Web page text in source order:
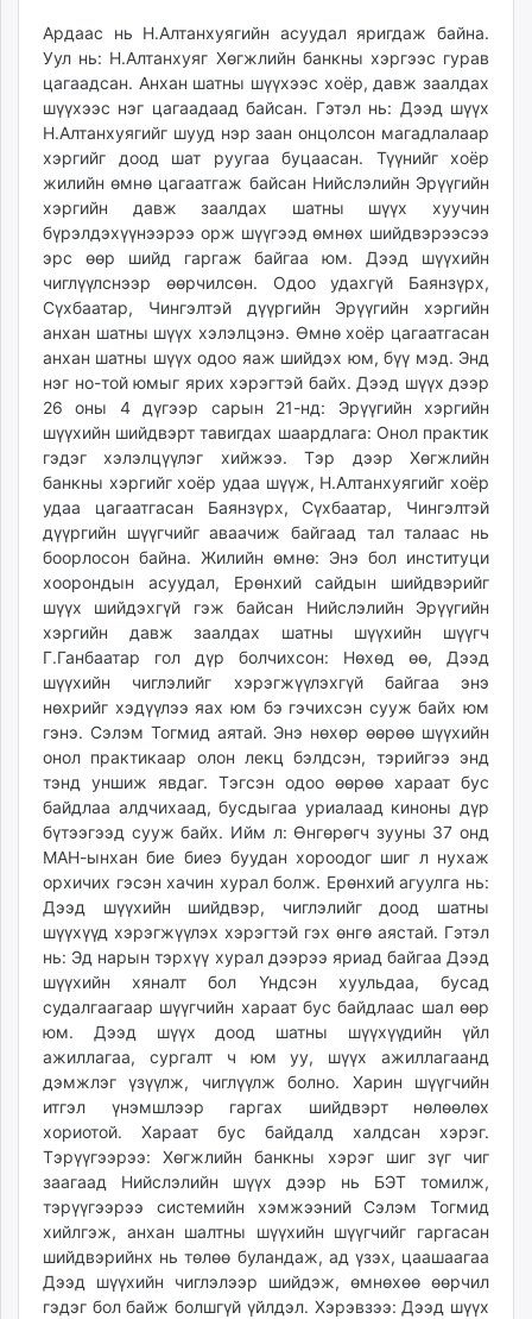
Ардаас нь Н.Алтанхуягийн асуудал яригдаж байна.
Уул нь: Н.Алтанхуяг Хөгжлийн банкны хэргээс гурав
цагаадсан. Анхан шатны шүүхээс хоёр, давж заалдах
шүүхээс нэг цагаадаад байсан. Гэтэл нь: Дээд шүүх
Н.Алтанхуягийг шууд нэр заан онцолсон магадлалаар
хэргийг доод шат руугаа буцаасан. Түүнийг хоёр
жилийн өмнө цагаатгаж байсан Нийслэлийн Эрүүгийн
хэргийн давж заалдах шатны шүүх хуучин
бүрэлдэхүүнээрээ орж шүүгээд өмнөх шийдвэрээсээ
эрс өөр шийд гаргаж байгаа юм. Дээд шүүхийн
чиглүүлснээр өөрчилсөн. Одоо удахгүй Баянзүрх,
Сүхбаатар, Чингэлтэй дүүргийн Эрүүгийн хэргийн
анхан шатны шүүх хэлэлцэнэ. Өмнө хоёр цагаатгасан
анхан шатны шүүх одоо яаж шийдэх юм, бүү мэд. Энд
нэг но-той юмыг ярих хэрэгтэй байх. Дээд шүүх дээр
26 оны 4 дүгээр сарын 21-нд: Эрүүгийн хэргийн
шүүхийн шийдвэрт тавигдах шаардлага: Онол практик
гэдэг хэлэлцүүлэг хийжээ. Тэр дээр Хөгжлийн
банкны хэргийг хоёр удаа шүүж, Н.Алтанхуягийг хоёр
удаа цагаатгасан Баянзүрх, Сүхбаатар, Чингэлтэй
дүүргийн шүүгчийг аваачиж байгаад тал талаас нь
боорлосон байна. Жилийн өмнө: Энэ бол институци
хоорондын асуудал, Ерөнхий сайдын шийдвэрийг
шүүх шийдэхгүй гэж байсан Нийслэлийн Эрүүгийн
хэргийн давж заалдах шатны шүүхийн шүүгч
Г.Ганбаатар гол дүр болчихсон: Нөхөд өө, Дээд
шүүхийн чиглэлийг хэрэгжүүлэхгүй байгаа энэ
нөхрийг хэдүүлээ яах юм бэ гэчихсэн сууж байх юм
гэнэ. Сэлэм Тогмид аятай. Энэ нөхөр өөрөө шүүхийн
онол практикаар олон лекц бэлдсэн, тэрийгээ энд
тэнд уншиж явдаг. Тэгсэн одоо өөрөө хараат бус
байдлаа алдчихаад, бусдыгаа уриалаад киноны дүр
бүтээгээд сууж байх. Ийм л: Өнгөрөгч зууны 37 онд
МАН-ынхан бие биеэ буудан хороодог шиг л нухаж
орхичих гэсэн хачин хурал болж. Ерөнхий агуулга нь:
Дээд шүүхийн шийдвэр, чиглэлийг доод шатны
шүүхүүд хэрэгжүүлэх хэрэгтэй гэх өнгө аястай. Гэтэл
нь: Эд нарын тэрхүү хурал дээрээ яриад байгаа Дээд
шүүхийн хяналт бол Үндсэн хуульдаа, бусад
судалгаагаар шүүгчийн хараат бус байдлаас шал өөр
юм. Дээд шүүх доод шатны шүүхүүдийн үйл
ажиллагаа, сургалт ч юм уу, шүүх ажиллагаанд
дэмжлэг үзүүлж, чиглүүлж болно. Харин шүүгчийн
итгэл үнэмшлээр гаргах шийдвэрт нөлөөлөх
хориотой. Хараат бус байдалд халдсан хэрэг.
Тэрүүгээрээ: Хөгжлийн банкны хэрэг шиг зүг чиг
заагаад Нийслэлийн шүүх дээр нь БЭТ томилж,
тэрүүгээрээ системийн хэмжээний Сэлэм Тогмид
хийлгэж, анхан шалтны шүүхийн шүүгчийг гаргасан
шийдвэрийнх нь төлөө буландаж, ад үзэх, цаашаагаа
Дээд шүүхийн чиглэлээр шийдэж, өмнөхөө өөрчил
гэдэг бол байж болшгүй үйлдэл. Хэрэвзээ: Дээд шүүх